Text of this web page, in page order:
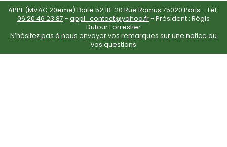
APPL (MVAC 20eme) Boite 52 18-20 Rue Ramus 75020 Paris - Tél :
06 20 46 23 87 - appl_contact@yahoo.fr- Président : Régis
Dufour Forrestier
N’hésitez pas à nous envoyer vos remarques sur une notice ou
vos questions